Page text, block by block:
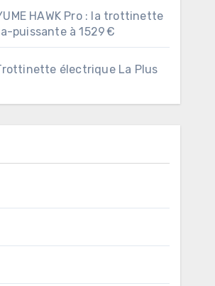
HAWK Pro : la trottinette
puissante à 1529 €
électrique La Plus